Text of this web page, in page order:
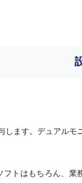
ます。デュアルモ
トはもちろん、